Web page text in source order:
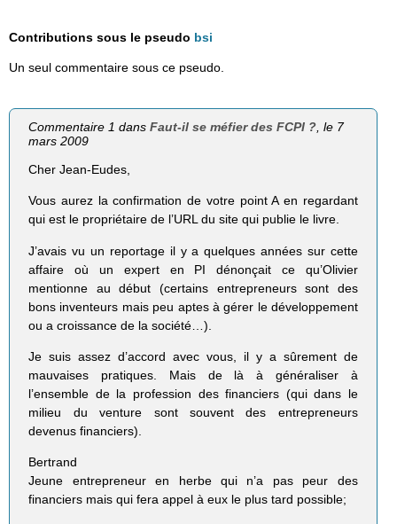
Contributions sous le pseudo bsi
Un seul commentaire sous ce pseudo.
Commentaire 1 dansFaut-il se méfier des FCPI ?, le 7
mars 2009
Cher Jean-Eudes,
Vous aurez la confirmation de votre point A en regardant
qui est le propriétaire de l’URL du site qui publie le livre.
J’avais vu un reportage il y a quelques années sur cette
affaire où un expert en PI dénonçait ce qu’Olivier
mentionne au début (certains entrepreneurs sont des
bons inventeurs mais peu aptes à gérer le développement
ou a croissance de la société…).
Je suis assez d’accord avec vous, il y a sûrement de
mauvaises pratiques. Mais de là à généraliser à
l’ensemble de la profession des financiers (qui dans le
milieu du venture sont souvent des entrepreneurs
devenus financiers).
Bertrand
Jeune entrepreneur en herbe qui n’a pas peur des
financiers mais qui fera appel à eux le plus tard possible;